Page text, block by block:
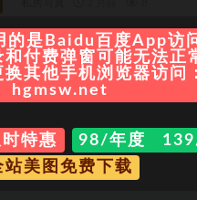
的是Baidu百度App访问
付费弹窗可能无法正
其他手机浏览器访问：
hgmsw.net
特惠
98/年度
站美图免费下载